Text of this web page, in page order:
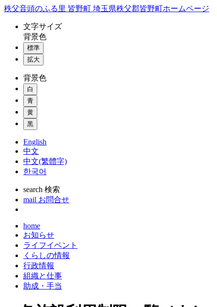
コ
秩父音頭のふる里 皆野町 埼玉県秩父郡皆野町ホームページ
文字サイズ
背景色
標準
拡大
背景色
白
青
黄
黒
English
中文
中文(繁體字)
한국어
search 検索
mail お問合せ
home
お知らせ
ライフイベント
くらしの情報
行政情報
組織と仕事
助成・手当